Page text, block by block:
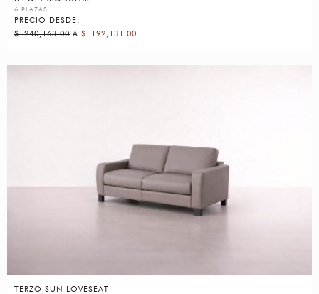
6 PLAZAS
PRECIO DESDE:
$240,163.00 A $ 192,131.00
TERZO SUN LOVESEAT